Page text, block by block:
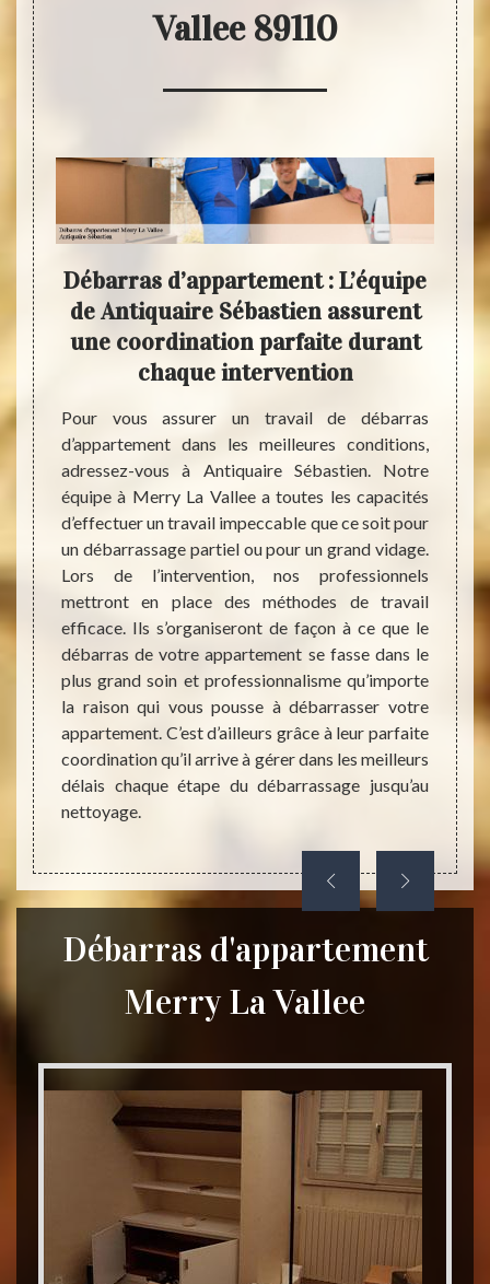
Vallee 89110
le
En
est
un
tant
faire
La
et
Débarras d’appartement : L’équipe
de Antiquaire Sébastien assurent
une coordination parfaite durant
chaque intervention
Pour vous assurer un travail de débarras
d’appartement dans les meilleures conditions,
adressez-vous à Antiquaire Sébastien. Notre
équipe à Merry La Vallee a toutes les capacités
d’effectuer un travail impeccable que ce soit pour
un débarrassage partiel ou pour un grand vidage.
Lors de l’intervention, nos professionnels
mettront en place des méthodes de travail
efficace. Ils s’organiseront de façon à ce que le
débarras de votre appartement se fasse dans le
plus grand soin et professionnalisme qu’importe
la raison qui vous pousse à débarrasser votre
appartement. C’est d’ailleurs grâce à leur parfaite
coordination qu’il arrive à gérer dans les meilleurs
délais chaque étape du débarrassage jusqu’au
nettoyage.
ou
des
peut
Débarras d'appartement
Merry La Vallee